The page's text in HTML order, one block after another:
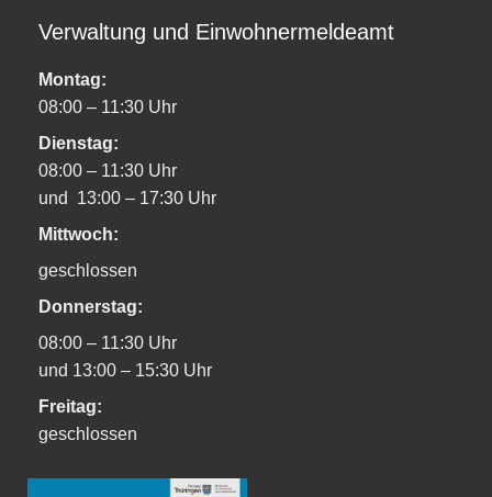
Verwaltung und Einwohnermeldeamt
Montag:
08:00 – 11:30 Uhr
Dienstag:
08:00 – 11:30 Uhr
und 13:00 – 17:30 Uhr
Mittwoch:
geschlossen
Donnerstag:
08:00 – 11:30 Uhr
und 13:00 – 15:30 Uhr
Freitag:
geschlossen